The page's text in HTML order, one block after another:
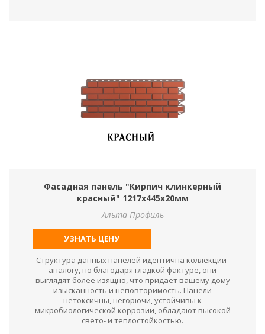
Фасадная панель "Кирпич клинкерный
красный" 1217х445х20мм
Альта-Профиль
УЗНАТЬ ЦЕНУ
Структура данных панелей идентична коллекции-
аналогу, но благодаря гладкой фактуре, они
выглядят более изящно, что придает вашему дому
изысканность и неповторимость. Панели
нетоксичны, негорючи, устойчивы к
микробиологической коррозии, обладают высокой
свето- и теплостойкостью.